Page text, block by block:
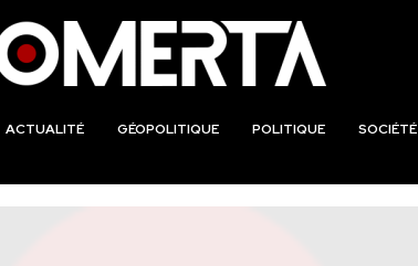
ACTUALITÉ GÉOPOLITIQUE POLITIQUE SOCIÉTÉ